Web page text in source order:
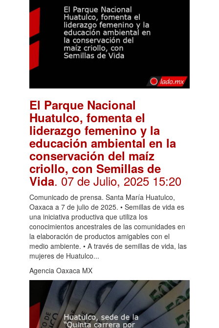
El Parque Nacional
Huatulco, fomenta el
liderazgo femenino y la
educación ambiental en la
conservación del maíz
criollo, con Semillas de
Vida. 07 de Julio, 2025 15:20
Comunicado de prensa. Santa María Huatulco,
Oaxaca a 7 de julio de 2025. • Semillas de vida es
una iniciativa productiva que utiliza los
conocimientos ancestrales de las comunidades en
la elaboración de productos amigables con el
medio ambiente. • A través de semillas de vida, las
mujeres de Huatulco...
Agencia Oaxaca MX